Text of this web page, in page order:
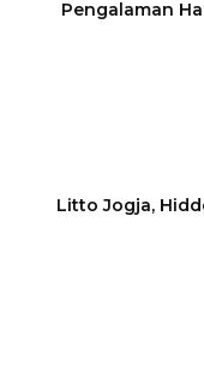
Pengalaman
Litto Jogja,